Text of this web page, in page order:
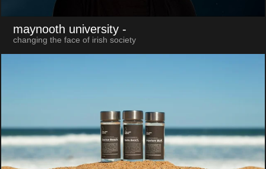
maynooth university -
changing the face of irish society